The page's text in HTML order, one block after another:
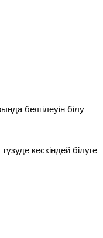
белгілеуін білу
кескіндей білуге